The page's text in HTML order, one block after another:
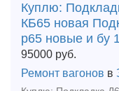
Куплю:
КБ65 новая
р65 новые и бу
95000 руб.
Ремонт вагонов в